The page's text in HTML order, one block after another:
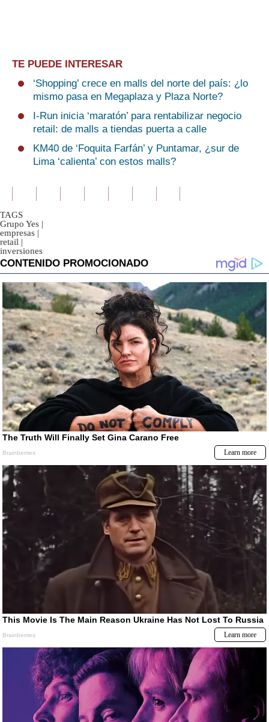
TE PUEDE INTERESAR
‘Shopping’ crece en malls del norte del país: ¿lo
mismo pasa en Megaplaza y Plaza Norte?
I-Run inicia ‘maratón’ para rentabilizar negocio
retail: de malls a tiendas puerta a calle
KM40 de ‘Foquita Farfán’ y Puntamar, ¿sur de
Lima ‘calienta’ con estos malls?
TAGS
Grupo Yes |
empresas |
retail |
inversiones